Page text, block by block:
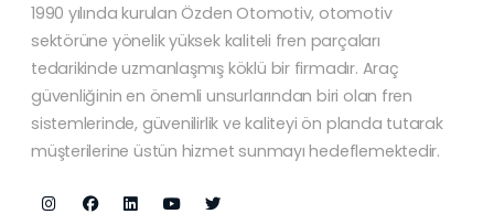
1990 yılında kurulan Özden Otomotiv, otomotiv
sektörüne yönelik yüksek kaliteli fren parçaları
tedarikinde uzmanlaşmış köklü bir firmadır. Araç
güvenliğinin en önemli unsurlarından biri olan fren
sistemlerinde, güvenilirlik ve kaliteyi ön planda tutarak
müşterilerine üstün hizmet sunmayı hedeflemektedir.